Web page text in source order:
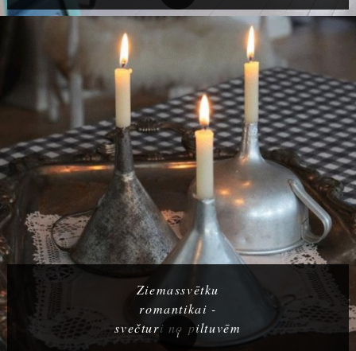
Ziemassvētku
romantikai -
svečturi no piltuvēm